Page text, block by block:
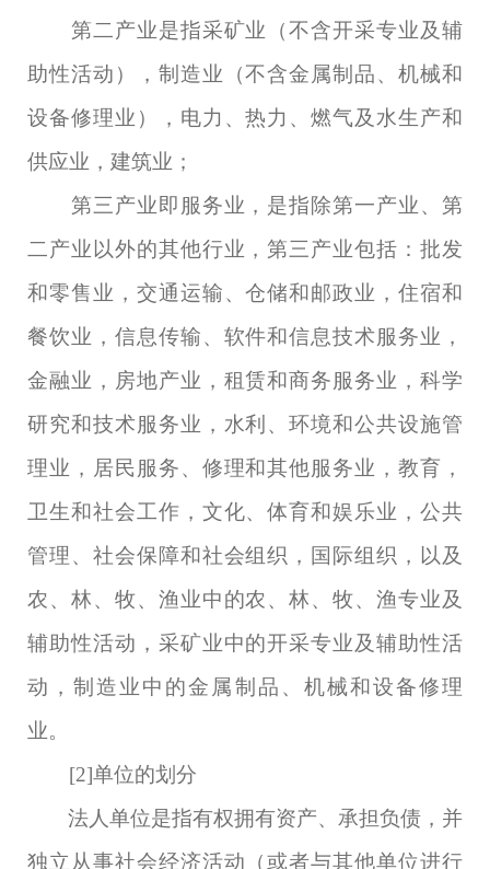
第二产业是指采矿业（不含开采专业及辅
助性活动），制造业（不含金属制品、机械和
设备修理业），电力、热力、燃气及水生产和
供应业，建筑业；
第三产业即服务业，是指除第一产业、第
二产业以外的其他行业，第三产业包括：批发
和零售业，交通运输、仓储和邮政业，住宿和
餐饮业，信息传输、软件和信息技术服务业，
金融业，房地产业，租赁和商务服务业，科学
研究和技术服务业，水利、环境和公共设施管
理业，居民服务、修理和其他服务业，教育，
卫生和社会工作，文化、体育和娱乐业，公共
管理、社会保障和社会组织，国际组织，以及
农、林、牧、渔业中的农、林、牧、渔专业及
辅助性活动，采矿业中的开采专业及辅助性活
动，制造业中的金属制品、机械和设备修理
业。
[2]单位的划分
法人单位是指有权拥有资产、承担负债，并
独立从事社会经济活动（或者与其他单位进行